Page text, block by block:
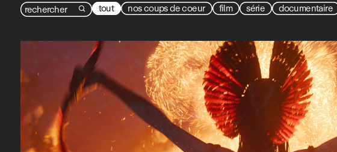
 tout nos coups de coeur film série documentaire